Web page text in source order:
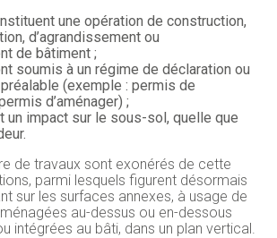
une opération de construction,
d’agrandissement ou
de bâtiment ;
soumis à un régime de déclaration ou
(exemple : permis de
d’aménager) ;
un impact sur le sous-sol, quelle que
de travaux sont exonérés de cette
parmi lesquels figurent désormais
sur les surfaces annexes, à usage de
au-dessus ou en-dessous
intégrées au bâti, dans un plan vertical.